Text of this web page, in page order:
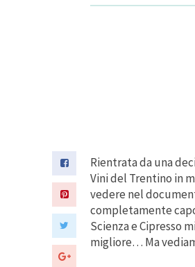
Rientrata da una
Vini del Trentino in
vedere nel
completamente
Scienza e Cipresso
migliore… Ma